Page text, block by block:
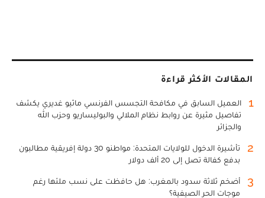
المقالات الأكثر قراءة
1
العميل السابق في مكافحة التجسس الفرنسي ماثيو غديري يكشف
تفاصيل مثيرة عن روابط نظام الملالي والبوليساريو وحزب الله
والجزائر
2
تأشيرة الدخول للولايات المتحدة: مواطنو 30 دولة إفريقية مطالبون
بدفع كفالة تصل إلى 20 ألف دولار
3
أضخم ثلاثة سدود بالمغرب: هل حافظت على نسب ملئها رغم
موجات الحر الصيفية؟